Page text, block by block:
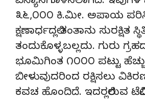
೩೬,೦೦೦ ಕಿ.ಮೀ. ಅಪಾಯ
ಕ್ಷಣಾರ್ಧದಲ್ಲಿ ತಂತಾನು ಸುರಕ್ಷಿತ
ತಂದುಕೊಳ್ಳಬಲ್ಲದು. ಗುರು
ಭೂಮಿಗಿಂತ ೧೦೦೦ ಪಟ್ಟು
ಬೀಳುವುದರಿಂದ ರಕ್ಷಿಸಲು
ಕವಚ ಹೊಂದಿದೆ. ಇದರಲ್ಲಿರುವ